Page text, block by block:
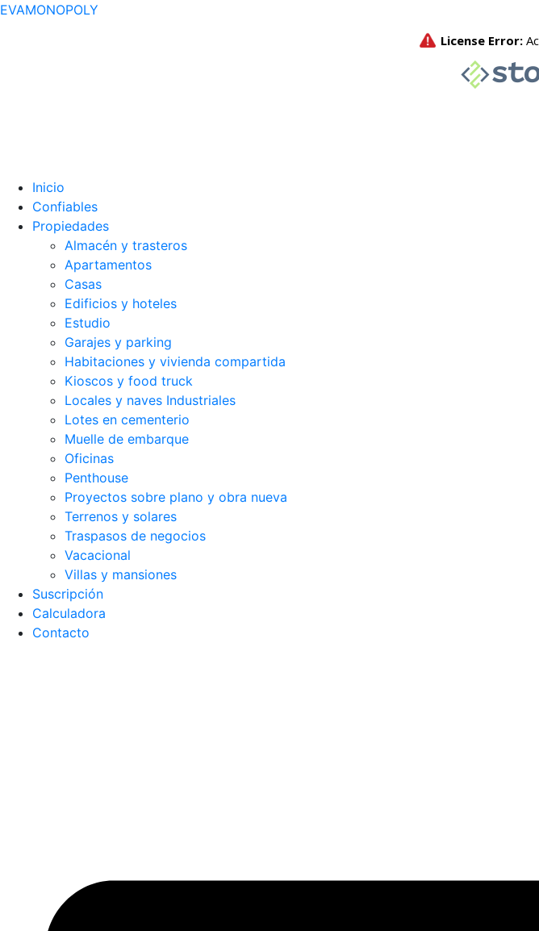
EVAMONOPOLY
Inicio
Confiables
Propiedades
Almacén y trasteros
Apartamentos
Casas
Edificios y hoteles
Estudio
Garajes y parking
Habitaciones y vivienda compartida
Kioscos y food truck
Locales y naves Industriales
Lotes en cementerio
Muelle de embarque
Oficinas
Penthouse
Proyectos sobre plano y obra nueva
Terrenos y solares
Traspasos de negocios
Vacacional
Villas y mansiones
Suscripción
Calculadora
Contacto